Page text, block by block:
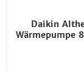
Daikin
Wärmepumpe